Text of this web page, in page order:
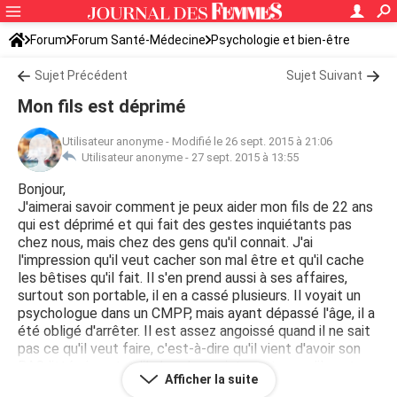
Forum Forum Santé-Médecine Psychologie et bien-être
Sujet Précédent Sujet Suivant
Mon fils est déprimé
Utilisateur anonyme - Modifié le 26 sept. 2015 à 21:06
Utilisateur anonyme - 27 sept. 2015 à 13:55
Bonjour,
J'aimerai savoir comment je peux aider mon fils de 22 ans
qui est déprimé et qui fait des gestes inquiétants pas
chez nous, mais chez des gens qu'il connait. J'ai
l'impression qu'il veut cacher son mal être et qu'il cache
les bêtises qu'il fait. Il s'en prend aussi à ses affaires,
surtout son portable, il en a cassé plusieurs. Il voyait un
psychologue dans un CMPP, mais ayant dépassé l'âge, il a
été obligé d'arrêter. Il est assez angoissé quand il ne sait
pas ce qu'il veut faire, c'est-à-dire qu'il vient d'avoir son
BAC littéraire, et qu'il cherche maintenant ce qu'il veut
faire, et il ressent un grand vide. Et puis, il connait une fille
Afficher la suite